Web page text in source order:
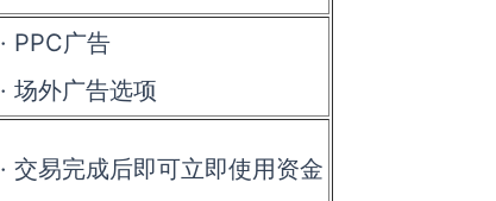
· PPC广告
· 场外广告选项
· 交易完成后即可立即使用资金